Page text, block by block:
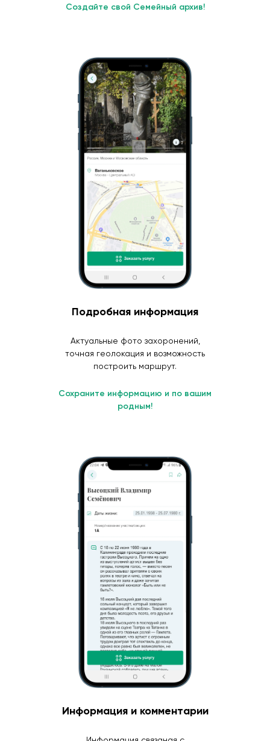
Создайте свой Семейный архив!
Подробная информация
Актуальные фото захоронений,
точная геолокация и возможность
построить маршрут.
Сохраните информацию и по вашим
родным!
Информация и комментарии